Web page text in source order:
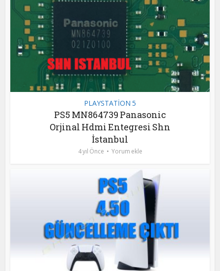
PLAYSTATİON 5
PS5 MN864739 Panasonic
Orjinal Hdmi Entegresi Shn
İstanbul
4 yıl Önce Yorum ekle